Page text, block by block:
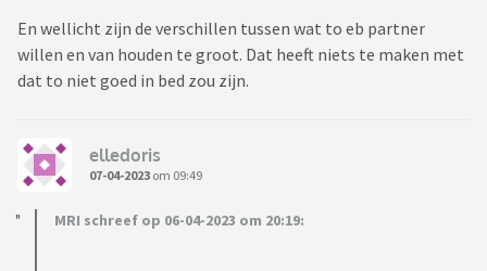
En wellicht zijn de verschillen tussen wat to eb partner
willen en van houden te groot. Dat heeft niets te maken met
dat to niet goed in bed zou zijn.
elledoris
07-04-2023 om 09:49
MRI schreef op 06-04-2023 om 20:19: